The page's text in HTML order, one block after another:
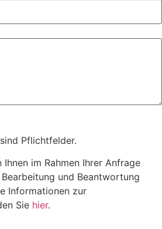
Pflichtfelder.
im Rahmen Ihrer Anfrage
und Beantwortung
Informationen zur
Sie hier.